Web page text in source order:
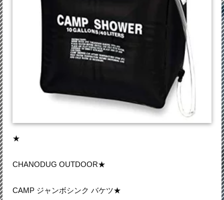
★
CHANODUG OUTDOOR★
CAMP ジャンボシンク バケツ★